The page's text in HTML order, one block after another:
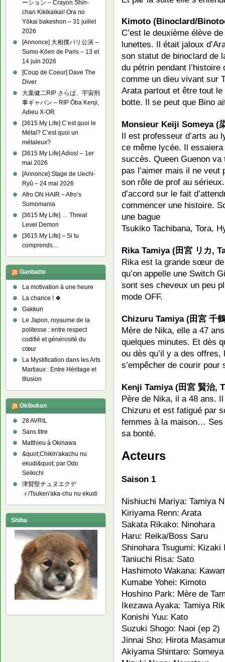
Kimoto (Binoclard/
C’est le deuxième élève
lunettes. Il était jaloux
son statut de binoclard de
du pétrin pendant
comme un dieu vivant sur
Arata partout et être tout
botte. Il se peut que Bino
Monsieur Keiji Someya (
Il est professeur d’arts au
ce même lycée. Il
succès. Queen Guenon
pas l’aimer mais il ne veut
son rôle de prof au
d’accord sur le fait
commencer une histoire.
une bague
Tsukiko Tachibana, Tora,
Rika Tamiya (田宮 リカ,
Rika est la grande sœur
qu’on appelle une Switch
sont ses cheveux un peu
mode OFF.
Chizuru Tamiya (田宮 千
Mère de Nika, elle a 47
quelques minutes. Et dès
ou dès qu’il y a des
s’empêcher de courir
Kenji Tamiya (田宮 賢治,
Père de Nika, il a 48 ans.
Chizuru et est fatigué par
femmes à la maison… Ses
sa bonté.
Acteurs
Saison 1
Nishiuchi Mariya: Tamiya
Kiriyama Renn: Arata
Sakata Rikako: Ninohara
Haru: Reika/Boss Saru
Shinohara Tsugumi: Kizaki
Taniuchi Risa: Sato
Hashimoto Wakana:
Kumabe Yohei: Kimoto
Hoshino Park: Mère de
Ikezawa Ayaka: Tamiya
Konishi Yuu: Kato
Suzuki Shogo: Naoi (ep 2)
Jinnai Sho: Hirota
Akiyama Shintaro:
ーション – Crayon Shin-
chan Kikikaikai! Ora no
Yōkai bakeshon – 31 juillet
2026
[Annonce] 大相撲パリ公演 –
Sumo-Kōen de Paris – 13 et
14 juin 2026
[Coup de Coeur] Dave The
Diver
大葉健二RIP さらば、宇宙刑
事ギャバン – RIP Ōba Kenji,
Adieu X-OR
[3615 My Life] C’est quoi le
Métal? C’est quoi un
métaleux?
[3615 My Life] Adios! – 1er
mai 2026
[Annonce] Stage de Uechi-
Ryû – 24 mai 2026
Afro ON HAIR – Afro’s
Sumomania
[3615 My Life] … Threat
Level Demon
[3615 My Life] – Si tu
comprends…
Ganbatte
La motivation à une heure
La chance ! 🍀
Gakkun
Le Japon, royaume de la
politesse : entre respect
codifié et générosité du
cœur
La Mystification dans les Arts
Martiaux : Entre Héritage et
Illusion
Okibukan
28 AVRIL
Sans titre
Matthieu à Okinawa
&quot;Chikin'akachu nu
ekudi&quot; par Odo
Seikichi
津賢堅チュヌエクデ
ィ/Tsuken'aka-chu nu ekudi
Shiba